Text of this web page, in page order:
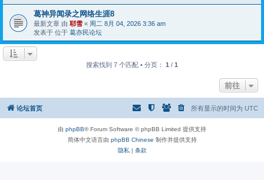
葛神异闻录之网络生涯8
最新文章 由 耶雪 « 周二 8月 04, 2026 3:36 am
发表于 位于 葛亦民论坛
搜索找到 7 个匹配 • 分页： 1 / 1
前往
论坛首页 所有显示的时间为 UTC
由 phpBB® Forum Software © phpBB Limited 提供支持
简体中文语言由 phpBB Chinese 制作并提供支持
隐私 | 条款